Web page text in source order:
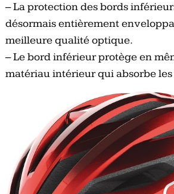
– La protection des bords
désormais entièrement
meilleure qualité optique.
– Le bord inférieur protège en
matériau intérieur qui absorbe les